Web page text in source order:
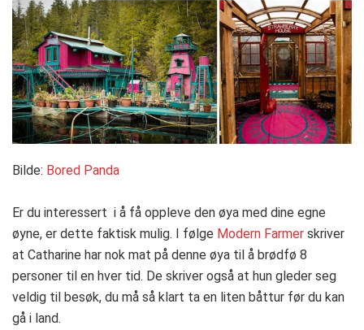
Bilde: Bored Panda
Er du interessert i å få oppleve den øya med dine egne
øyne, er dette faktisk mulig. I følge Modern Farmer skriver
at Catharine har nok mat på denne øya til å brødfø 8
personer til en hver tid. De skriver også at hun gleder seg
veldig til besøk, du må så klart ta en liten båttur før du kan
gå i land.